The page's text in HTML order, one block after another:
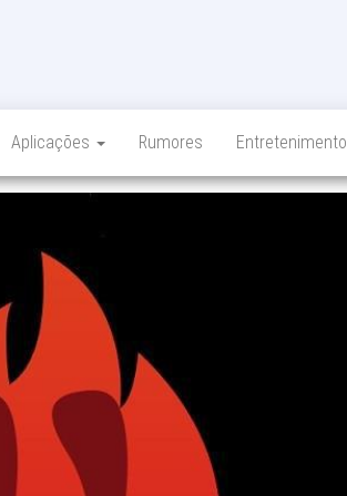
Aplicações Rumores Entretenimento